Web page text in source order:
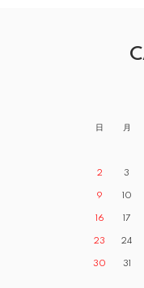
日 月
2 3
9 10
16 17
23 24
30 31